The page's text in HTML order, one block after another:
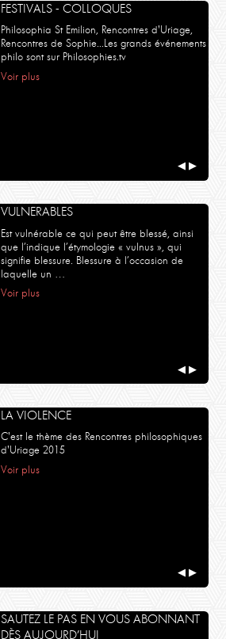
FESTIVALS - COLLOQUES
Philosophia St Emilion, Rencontres d'Uriage,
Rencontres de Sophie...Les grands événements
philo sont sur Philosophies.tv
Voir plus
◀ ▶
VULNERABLES
Est vulnérable ce qui peut être blessé, ainsi
que l’indique l’étymologie « vulnus », qui
signifie blessure. Blessure à l’occasion de
laquelle un …
Voir plus
◀ ▶
LA VIOLENCE
C'est le thème des Rencontres philosophiques
d'Uriage 2015
Voir plus
◀ ▶
SAUTEZ LE PAS EN VOUS ABONNANT
DÈS AUJOURD’HUI